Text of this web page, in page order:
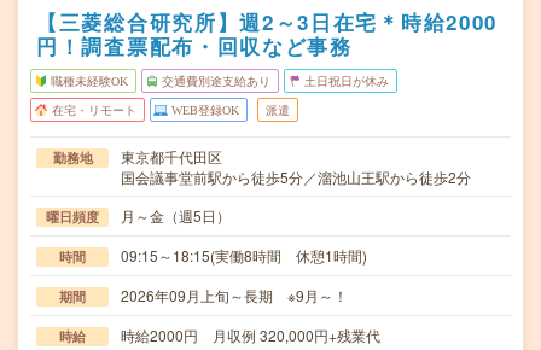
【三菱総合研究所】週2～3日在宅＊時給2000
円！調査票配布・回収など事務
職種未経験OK 交通費別途支給あり 土日祝日が休み
在宅・リモート WEB登録OK 派遣
勤務地
東京都千代田区
国会議事堂前駅から徒歩5分／溜池山王駅から徒歩2分
曜日頻度 月～金（週5日）
時間 09:15～18:15(実働8時間 休憩1時間)
期間 2026年09月上旬～長期 ※9月～！
時給 時給2000円 月収例 320,000円+残業代